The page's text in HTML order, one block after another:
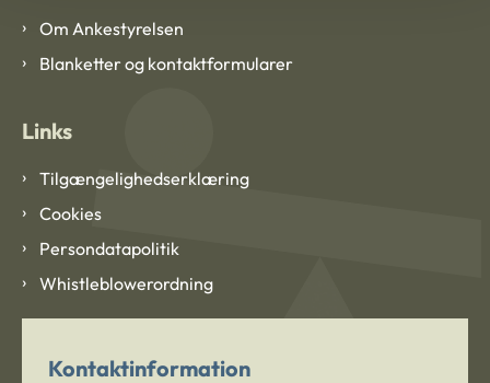
Om Ankestyrelsen
Blanketter og kontaktformularer
Links
Tilgængelighedserklæring
Cookies
Persondatapolitik
Whistleblowerordning
Kontaktinformation